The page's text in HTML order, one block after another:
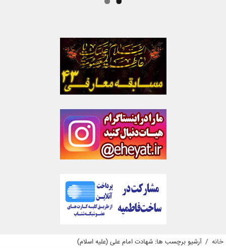
خانه / آرشیو برچسب ها: شهادت امام علی (علیه اسلام)